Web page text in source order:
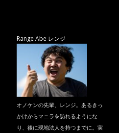
Range Abe レンジ
オノケンの先輩、レンジ。あるきっ
かけからマニラを訪れるようにな
り、後に現地法人を持つまでに。実